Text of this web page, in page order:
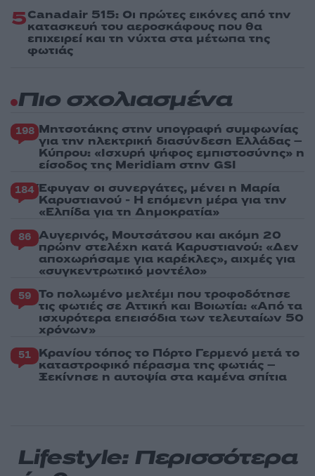
5Canadair 515: Οι πρώτες εικόνες από την
κατασκευή του αεροσκάφους που θα
επιχειρεί και τη νύχτα στα μέτωπα της
φωτιάς
Πιο σχολιασμένα
198 Μητσοτάκης στην υπογραφή συμφωνίας
για την ηλεκτρική διασύνδεση Ελλάδας –
Κύπρου: «Ισχυρή ψήφος εμπιστοσύνης» η
είσοδος της Meridiam στην GSI
184 Έφυγαν οι συνεργάτες, μένει η Μαρία
Καρυστιανού - Η επόμενη μέρα για την
«Ελπίδα για τη Δημοκρατία»
86 Αυγερινός, Μουτσάτσου και ακόμη 20
πρώην στελέχη κατά Καρυστιανού: «Δεν
αποχωρήσαμε για καρέκλες», αιχμές για
«συγκεντρωτικό μοντέλο»
59 Το πολωμένο μελτέμι που τροφοδότησε
τις φωτιές σε Αττική και Βοιωτία: «Από τα
ισχυρότερα επεισόδια των τελευταίων 50
χρόνων»
51 Κρανίου τόπος το Πόρτο Γερμενό μετά το
καταστροφικό πέρασμα της φωτιάς –
Ξεκίνησε η αυτοψία στα καμένα σπίτια
Lifestyle: Περισσότερα